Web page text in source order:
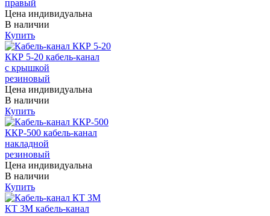
правый
Цена индивидуальна
В наличии
Купить
ККР 5-20 кабель-канал
с крышкой
резиновый
Цена индивидуальна
В наличии
Купить
ККР-500 кабель-канал
накладной
резиновый
Цена индивидуальна
В наличии
Купить
КТ 3М кабель-канал